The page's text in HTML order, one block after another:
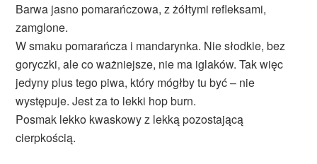
Barwa jasno pomarańczowa, z żółtymi refleksami,
zamglone.
W smaku pomarańcza i mandarynka. Nie słodkie, bez
goryczki, ale co ważniejsze, nie ma iglaków. Tak więc
jedyny plus tego piwa, który mógłby tu być – nie
występuje. Jest za to lekki hop burn.
Posmak lekko kwaskowy z lekką pozostającą
cierpkością.